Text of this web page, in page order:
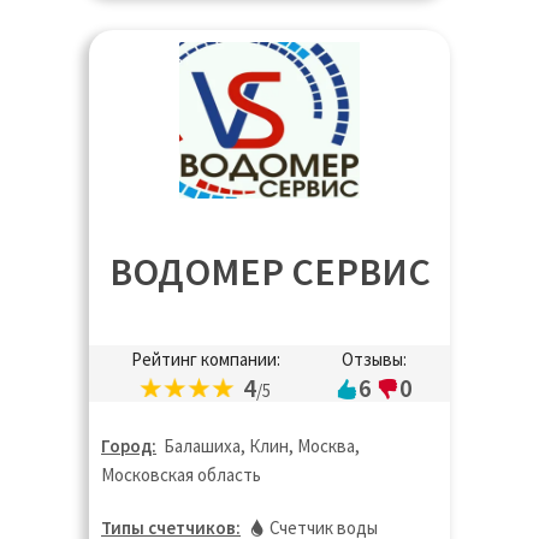
ВОДОМЕР СЕРВИС
Рейтинг компании:
4/5
Отзывы:
6 0
Город: Балашиха, Клин, Москва,
Московская область
Типы счетчиков: Счетчик воды